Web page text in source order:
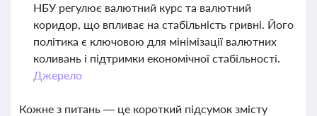
НБУ регулює валютний курс та валютний
коридор, що впливає на стабільність гривні. Його
політика є ключовою для мінімізації валютних
коливань і підтримки економічної стабільності.
Джерело
Кожне з питань — це короткий підсумок змісту